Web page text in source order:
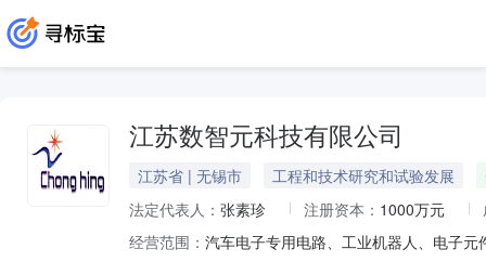
江苏数智元科技有限公司
江苏省 | 无锡市 工程和技术研究和试验发展
法定代表人： 张素珍 注册资本： 1000万元
经营范围：